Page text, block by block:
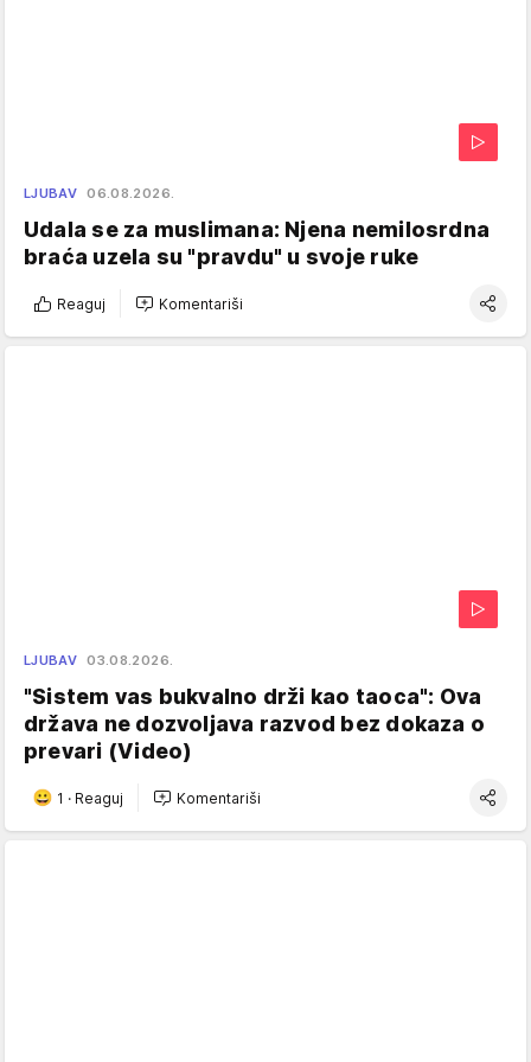
LJUBAV 06.08.2026.
Udala se za muslimana: Njena nemilosrdna
braća uzela su "pravdu" u svoje ruke
Reaguj Komentariši
LJUBAV 03.08.2026.
"Sistem vas bukvalno drži kao taoca": Ova
država ne dozvoljava razvod bez dokaza o
prevari (Video)
1 · Reaguj Komentariši